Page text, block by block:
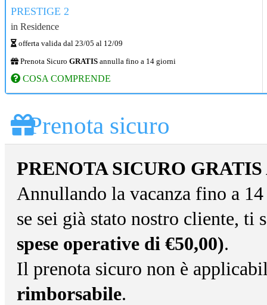
PRESTIGE 2
in Residence
offerta valida dal 23/05 al 12/09
Prenota Sicuro GRATIS annulla fino a 14 giorni
COSA COMPRENDE
Prenota sicuro
PRENOTA SICURO
Annullando la vacanza fino a
se sei già stato nostro cliente, ti
spese operative di €50,00).
Il prenota sicuro non è
rimborsabile.